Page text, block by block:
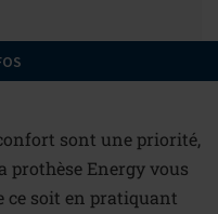
sont une priorité,
prothèse Energy vous
ce soit en pratiquant